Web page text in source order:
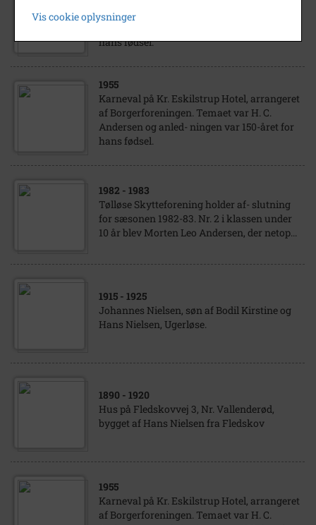
af Borgerforeningen. Temaet var H. C.
hans fødsel.
1955
Karneval på Kr. Eskilstrup Hotel, arrangeret
af Borgerforeningen. Temaet var H. C.
Andersen og anled- ningen var 150-året for
hans fødsel.
1982 - 1983
Tølløse Skytteforening holder af- slutning
for sæsonen 1982-83. Nr. 2 i klassen under
10 år blev Morten Leo Andersen, der netop...
1915 - 1925
Johannes Nielsen, søn af Bodil Kirstine og
Hans Nielsen, Ugerløse.
1890 - 1920
Hus på Fledskovvej 3, Nr. Vallenderød,
bygget af Hans Nielsen fra Fledskov
1955
Karneval på Kr. Eskilstrup Hotel, arrangeret
af Borgerforeningen. Temaet var H. C.
Vis cookie oplysninger